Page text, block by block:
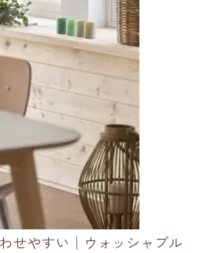
せやすい｜ウォッシャブル